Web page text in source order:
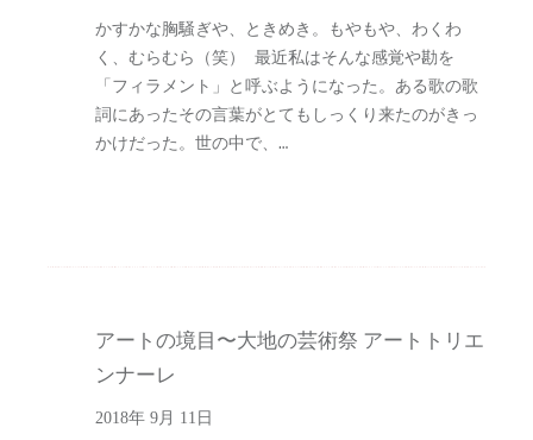
かすかな胸騒ぎや、ときめき。もやもや、わくわ
く、むらむら（笑） 最近私はそんな感覚や勘を
「フィラメント」と呼ぶようになった。ある歌の歌
詞にあったその言葉がとてもしっくり来たのがきっ
かけだった。世の中で、…
アートの境目〜大地の芸術祭 アートトリエ
ンナーレ
2018年 9月 11日